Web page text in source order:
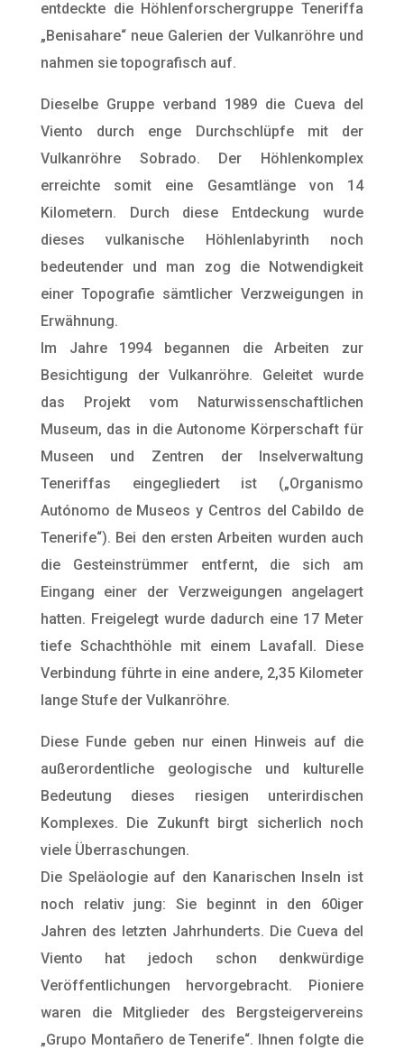
entdeckte die Höhlenforschergruppe Teneriffa
„Benisahare“ neue Galerien der Vulkanröhre und
nahmen sie topografisch auf.
Dieselbe Gruppe verband 1989 die Cueva del
Viento durch enge Durchschlüpfe mit der
Vulkanröhre Sobrado. Der Höhlenkomplex
erreichte somit eine Gesamtlänge von 14
Kilometern. Durch diese Entdeckung wurde
dieses vulkanische Höhlenlabyrinth noch
bedeutender und man zog die Notwendigkeit
einer Topografie sämtlicher Verzweigungen in
Erwähnung.
Im Jahre 1994 begannen die Arbeiten zur
Besichtigung der Vulkanröhre. Geleitet wurde
das Projekt vom Naturwissenschaftlichen
Museum, das in die Autonome Körperschaft für
Museen und Zentren der Inselverwaltung
Teneriffas eingegliedert ist („Organismo
Autónomo de Museos y Centros del Cabildo de
Tenerife“). Bei den ersten Arbeiten wurden auch
die Gesteinstrümmer entfernt, die sich am
Eingang einer der Verzweigungen angelagert
hatten. Freigelegt wurde dadurch eine 17 Meter
tiefe Schachthöhle mit einem Lavafall. Diese
Verbindung führte in eine andere, 2,35 Kilometer
lange Stufe der Vulkanröhre.
Diese Funde geben nur einen Hinweis auf die
außerordentliche geologische und kulturelle
Bedeutung dieses riesigen unterirdischen
Komplexes. Die Zukunft birgt sicherlich noch
viele Überraschungen.
Die Speläologie auf den Kanarischen Inseln ist
noch relativ jung: Sie beginnt in den 60iger
Jahren des letzten Jahrhunderts. Die Cueva del
Viento hat jedoch schon denkwürdige
Veröffentlichungen hervorgebracht. Pioniere
waren die Mitglieder des Bergsteigervereins
„Grupo Montañero de Tenerife“. Ihnen folgte die